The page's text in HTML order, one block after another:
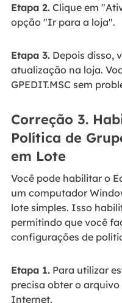
Etapa 2.Clique em
opção "Ir para a loja".
Etapa 3.Depois disso,
atualização na loja.
GPEDIT.MSC sem
Correção 3.
Política de
em Lote
Você pode habilitar o
um computador
lote simples. Isso
permitindo que você
configurações de
Etapa 1.Para utilizar
precisa obter o
Internet.